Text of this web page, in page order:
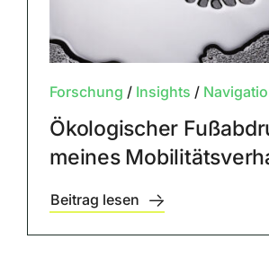
Forschung / Insights /
Ökologischer
meines
Beitrag lesen